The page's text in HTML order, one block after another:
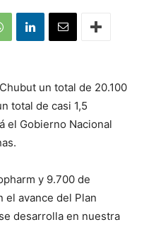
un total de 20.100
total de casi 1,5
el Gobierno Nacional
y 9.700 de
el avance del Plan
desarrolla en nuestra